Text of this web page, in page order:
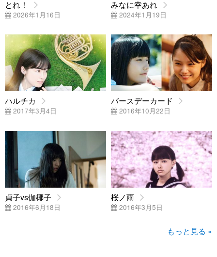
とれ！
2026年1月16日
みなに幸あれ
2024年1月19日
ハルチカ
2017年3月4日
バースデーカード
2016年10月22日
貞子vs伽椰子
2016年6月18日
桜ノ雨
2016年3月5日
もっと見る »